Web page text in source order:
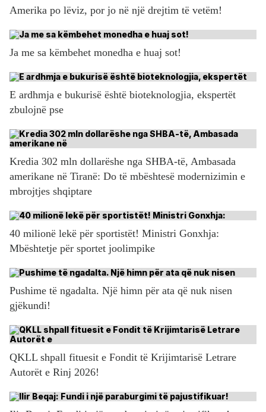
Amerika po lëviz, por jo në një drejtim të vetëm!
Ja me sa këmbehet monedha e huaj sot!
E ardhmja e bukurisë është bioteknologjia, ekspertët
zbulojnë pse
Kredia 302 mln dollarëshe nga SHBA-të, Ambasada
amerikane në Tiranë: Do të mbështesë modernizimin e
mbrojtjes shqiptare
40 milionë lekë për sportistët! Ministri Gonxhja:
Mbështetje për sportet joolimpike
Pushime të ngadalta. Një himn për ata që nuk nisen
gjëkundi!
QKLL shpall fituesit e Fondit të Krijimtarisë Letrare
Autorët e Rinj 2026!